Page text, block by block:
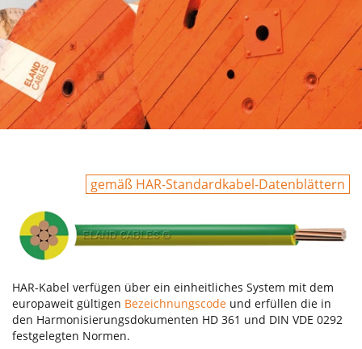
gemäß HAR-Standardkabel-Datenblättern
HAR-Kabel verfügen über ein einheitliches System mit dem
europaweit gültigen Bezeichnungscode und erfüllen die in
den Harmonisierungsdokumenten HD 361 und DIN VDE 0292
festgelegten Normen.